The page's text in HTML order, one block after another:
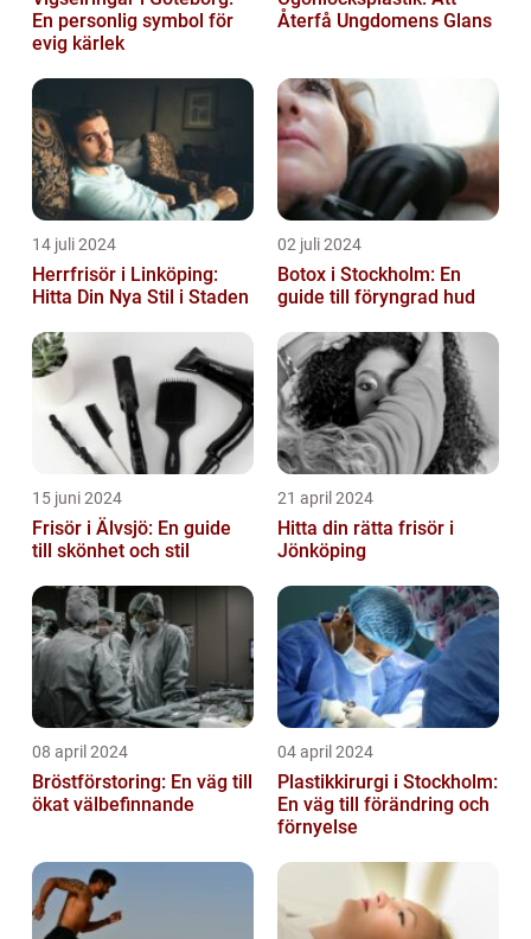
En personlig symbol för
evig kärlek
Återfå Ungdomens Glans
14 juli 2024
Herrfrisör i Linköping:
Hitta Din Nya Stil i Staden
02 juli 2024
Botox i Stockholm: En
guide till föryngrad hud
15 juni 2024
Frisör i Älvsjö: En guide
till skönhet och stil
21 april 2024
Hitta din rätta frisör i
Jönköping
08 april 2024
Bröstförstoring: En väg till
ökat välbefinnande
04 april 2024
Plastikkirurgi i Stockholm:
En väg till förändring och
förnyelse